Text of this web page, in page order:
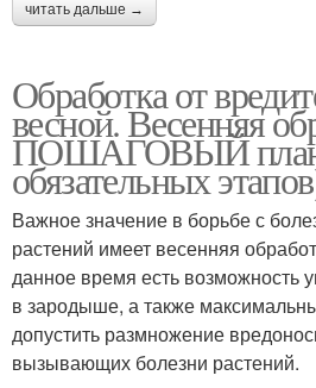
читать дальше →
Обработка от
весной. Весенняя
ПОШАГОВЫЙ
обязательных
Важное значение в борьбе с
растений имеет весенняя
данное время есть возможность
в зародыше, а также
допустить размножение
вызывающих болезни растений.